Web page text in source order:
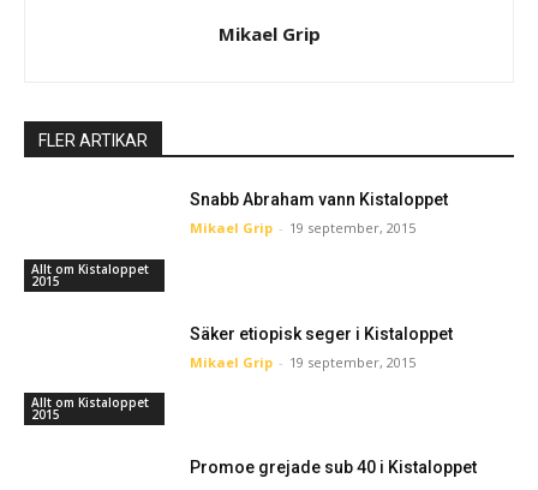
Mikael Grip
FLER ARTIKAR
Allt om Kistaloppet
2015
Snabb Abraham vann Kistaloppet
Mikael Grip - 19 september, 2015
Allt om Kistaloppet
2015
Säker etiopisk seger i Kistaloppet
Mikael Grip - 19 september, 2015
Promoe grejade sub 40 i Kistaloppet